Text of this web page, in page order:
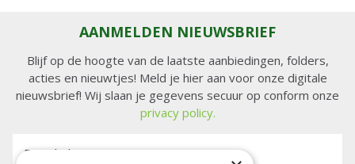
AANMELDEN NIEUWSBRIEF
Blijf op de hoogte van de laatste aanbiedingen, folders,
acties en nieuwtjes! Meld je hier aan voor onze digitale
nieuwsbrief! Wij slaan je gegevens secuur op conform onze
privacy policy.
E-mailadres: